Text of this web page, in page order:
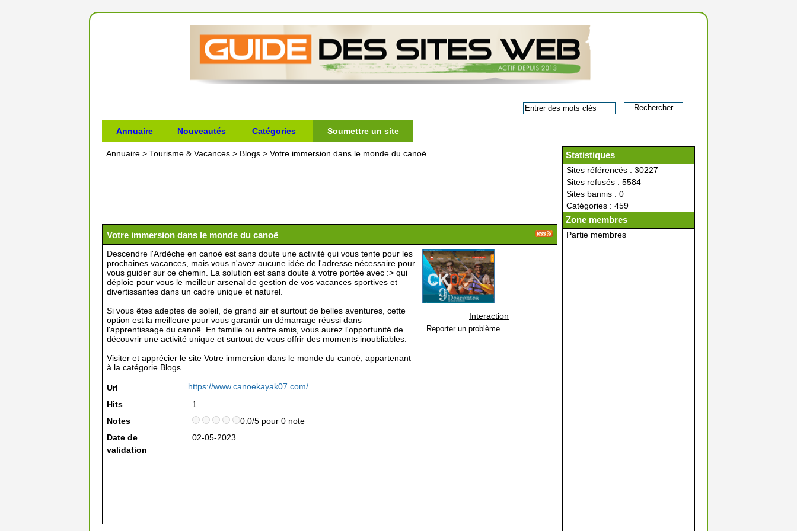
Annuaire Nouveautés Catégories Soumettre un site
Statistiques
Sites référencés : 30227
Sites refusés : 5584
Sites bannis : 0
Catégories : 459
Zone membres
Partie membres
Annuaire > Tourisme & Vacances > Blogs > Votre immersion dans le monde du canoë
Votre immersion dans le monde du canoë
Descendre l'Ardèche en canoë est sans doute une activité qui vous tente pour les
prochaines vacances, mais vous n'avez aucune idée de l'adresse nécessaire pour
vous guider sur ce chemin. La solution est sans doute à votre portée avec :> qui
déploie pour vous le meilleur arsenal de gestion de vos vacances sportives et
divertissantes dans un cadre unique et naturel.
Si vous êtes adeptes de soleil, de grand air et surtout de belles aventures, cette
option est la meilleure pour vous garantir un démarrage réussi dans
l'apprentissage du canoë. En famille ou entre amis, vous aurez l'opportunité de
découvrir une activité unique et surtout de vous offrir des moments inoubliables.
Visiter et apprécier le site Votre immersion dans le monde du canoë, appartenant
à la catégorie Blogs
Url
https://www.canoekayak07.com/
Hits
1
Notes
0.0/5 pour 0 note
Date de
validation
02-05-2023
Interaction
Reporter un problème